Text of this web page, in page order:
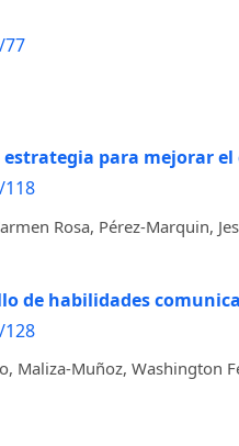
para mejorar el
Rosa, Pérez-Marquin,
de habilidades
Maliza-Muñoz, Washington